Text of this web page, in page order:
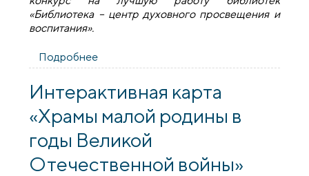
«Библиотека – центр духовного просвещения и
воспитания».
Подробнее
республиканского конкурса
просвещения и воспитания»
Интерактивная карта
«Храмы малой родины в
годы Великой
Отечественной войны»